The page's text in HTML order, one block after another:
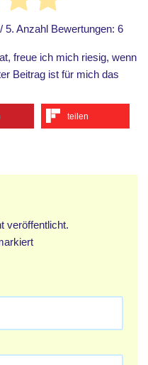
5. Anzahl Bewertungen: 6
freue ich mich riesig, wenn
Beitrag ist für mich das
teilen
veröffentlicht.